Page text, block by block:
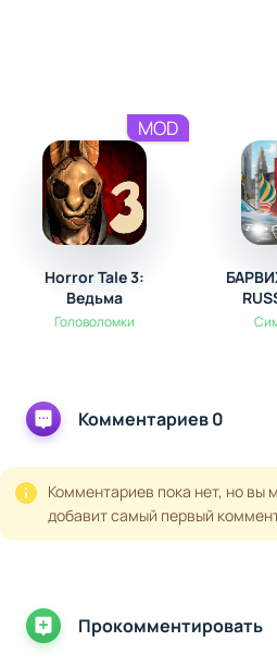
Horror Tale 3:
Ведьма
Головоломки
MOD
Комментариев 0
Комментариев пока нет, но вы
добавит самый первый
Прокомментировать